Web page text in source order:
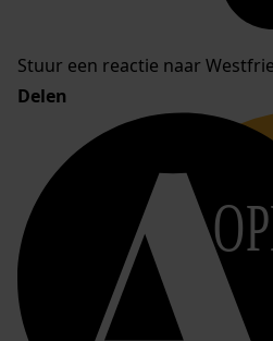
Stuur een reactie naar
Delen